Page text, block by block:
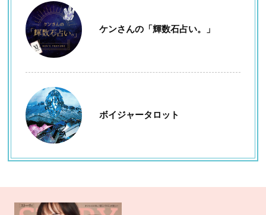
ケンさんの「輝数石占い。」
ボイジャータロット